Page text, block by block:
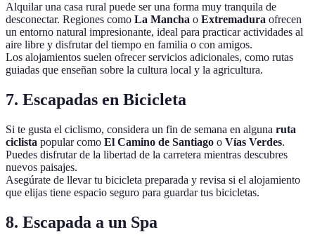
Alquilar una casa rural puede ser una forma muy tranquila de
desconectar. Regiones como La Mancha o Extremadura ofrecen
un entorno natural impresionante, ideal para practicar actividades al
aire libre y disfrutar del tiempo en familia o con amigos.
Los alojamientos suelen ofrecer servicios adicionales, como rutas
guiadas que enseñan sobre la cultura local y la agricultura.
7. Escapadas en Bicicleta
Si te gusta el ciclismo, considera un fin de semana en alguna ruta
ciclista popular como El Camino de Santiago o Vías Verdes.
Puedes disfrutar de la libertad de la carretera mientras descubres
nuevos paisajes.
Asegúrate de llevar tu bicicleta preparada y revisa si el alojamiento
que elijas tiene espacio seguro para guardar tus bicicletas.
8. Escapada a un Spa